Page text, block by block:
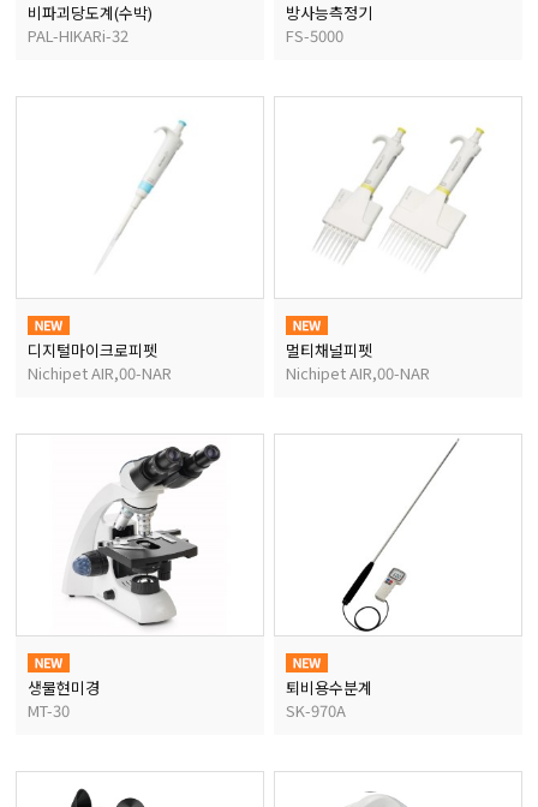
비파괴당도계(수박)
PAL-HIKARi-32
방사능측정기
FS-5000
디지털마이크로피펫
Nichipet AIR,00-NAR
멀티채널피펫
Nichipet AIR,00-NAR
생물현미경
MT-30
퇴비용수분계
SK-970A